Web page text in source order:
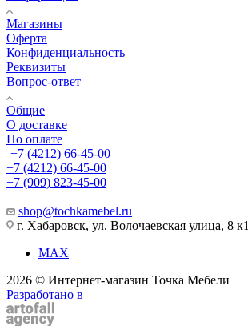
Магазины
Оферта
Конфиденциальность
Реквизиты
Вопрос-ответ
Общие
О доставке
По оплате
+7 (4212) 66-45-00
+7 (4212) 66-45-00
+7 (909) 823-45-00
shop@tochkamebel.ru
г. Хабаровск, ул. Волочаевская улица, 8 к1
MAX
2026 © Интернет-магазин Точка Мебели
Разработано в